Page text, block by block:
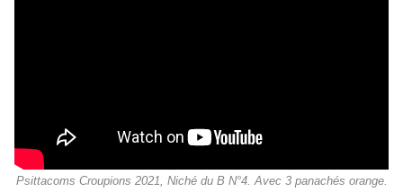
Psittacoms Croupions 2021, Niché du B N°4. Avec 3 panachés orange.